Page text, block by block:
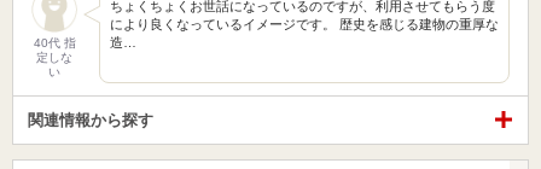
40代 指
定しな
い
ちょくちょくお世話になっているのですが、利用させてもらう度
により良くなっているイメージです。 歴史を感じる建物の重厚な
造…
関連情報から探す